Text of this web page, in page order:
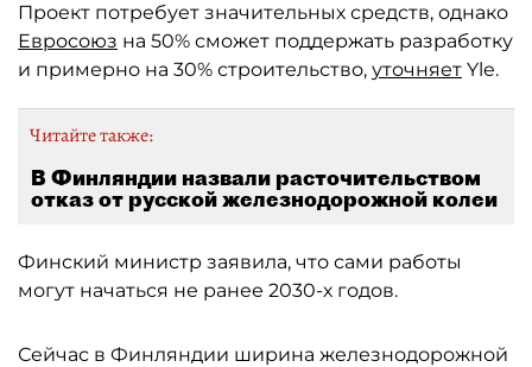
Проект потребует значительных средств, однако
Евросоюз на 50% сможет поддержать разработку
и примерно на 30% строительство, уточняет Yle.
Читайте также:
В Финляндии назвали расточительством
отказ от русской железнодорожной колеи
Финский министр заявила, что сами работы
могут начаться не ранее 2030-х годов.
Сейчас в Финляндии ширина железнодорожной